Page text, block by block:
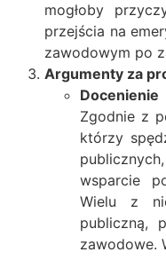
mogłoby
przejścia na
zawodowym po
Argumenty za
Zgodnie z
którzy
wsparcie
Wielu z
publiczną,
zawodowe.